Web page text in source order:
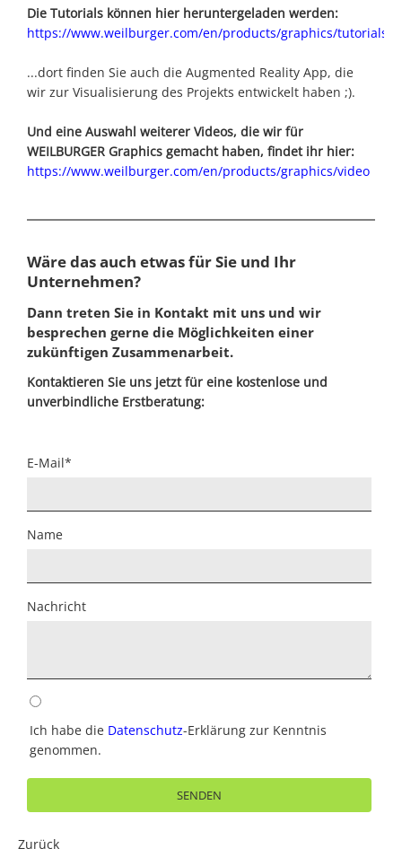
Die Tutorials können hier heruntergeladen werden:
https://www.weilburger.com/en/products/graphics/tutorials
...dort finden Sie auch die Augmented Reality App, die
wir zur Visualisierung des Projekts entwickelt haben ;).
Und eine Auswahl weiterer Videos, die wir für
WEILBURGER Graphics gemacht haben, findet ihr hier:
https://www.weilburger.com/en/products/graphics/video
Wäre das auch etwas für Sie und Ihr
Unternehmen?
Dann treten Sie in Kontakt mit uns und wir
besprechen gerne die Möglichkeiten einer
zukünftigen Zusammenarbeit.
Kontaktieren Sie uns jetzt für eine kostenlose und
unverbindliche Erstberatung:
Pflichtfeld
E-Mail*
Name
Nachricht
Ich habe die Datenschutz-Erklärung zur Kenntnis
genommen.
SENDEN
Zurück